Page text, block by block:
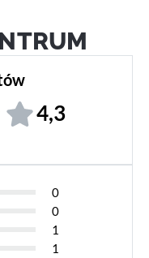
4,3
0
0
1
1